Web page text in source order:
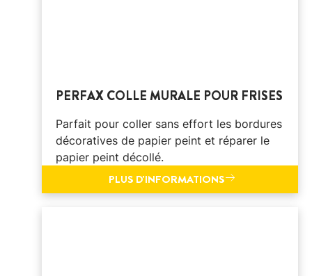
PERFAX COLLE MURALE POUR FRISES
Parfait pour coller sans effort les bordures
décoratives de papier peint et réparer le
papier peint décollé.
PLUS D'INFORMATIONS